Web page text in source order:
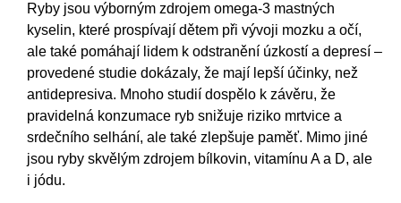
Ryby jsou výborným zdrojem omega-3 mastných
kyselin, které prospívají dětem při vývoji mozku a očí,
ale také pomáhají lidem k odstranění úzkostí a depresí –
provedené studie dokázaly, že mají lepší účinky, než
antidepresiva. Mnoho studií dospělo k závěru, že
pravidelná konzumace ryb snižuje riziko mrtvice a
srdečního selhání, ale také zlepšuje paměť. Mimo jiné
jsou ryby skvělým zdrojem bílkovin, vitamínu A a D, ale
i jódu.